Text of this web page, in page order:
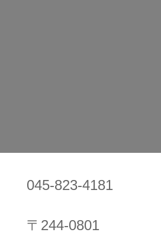
045-823-4181
〒244-0801